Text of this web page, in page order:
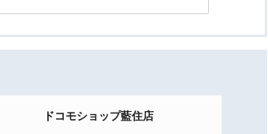
ドコモショップ藍住店